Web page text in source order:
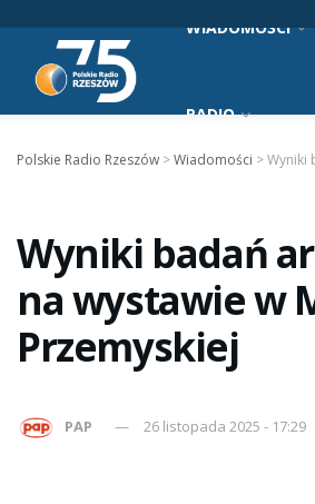
WIADOMOŚCI
RADIO
Polskie Radio Rzeszów >Wiadomości >Wyniki
Wyniki badań
na wystawie w
Przemyskiej
PAP 26 listopada 2025 - 17:29